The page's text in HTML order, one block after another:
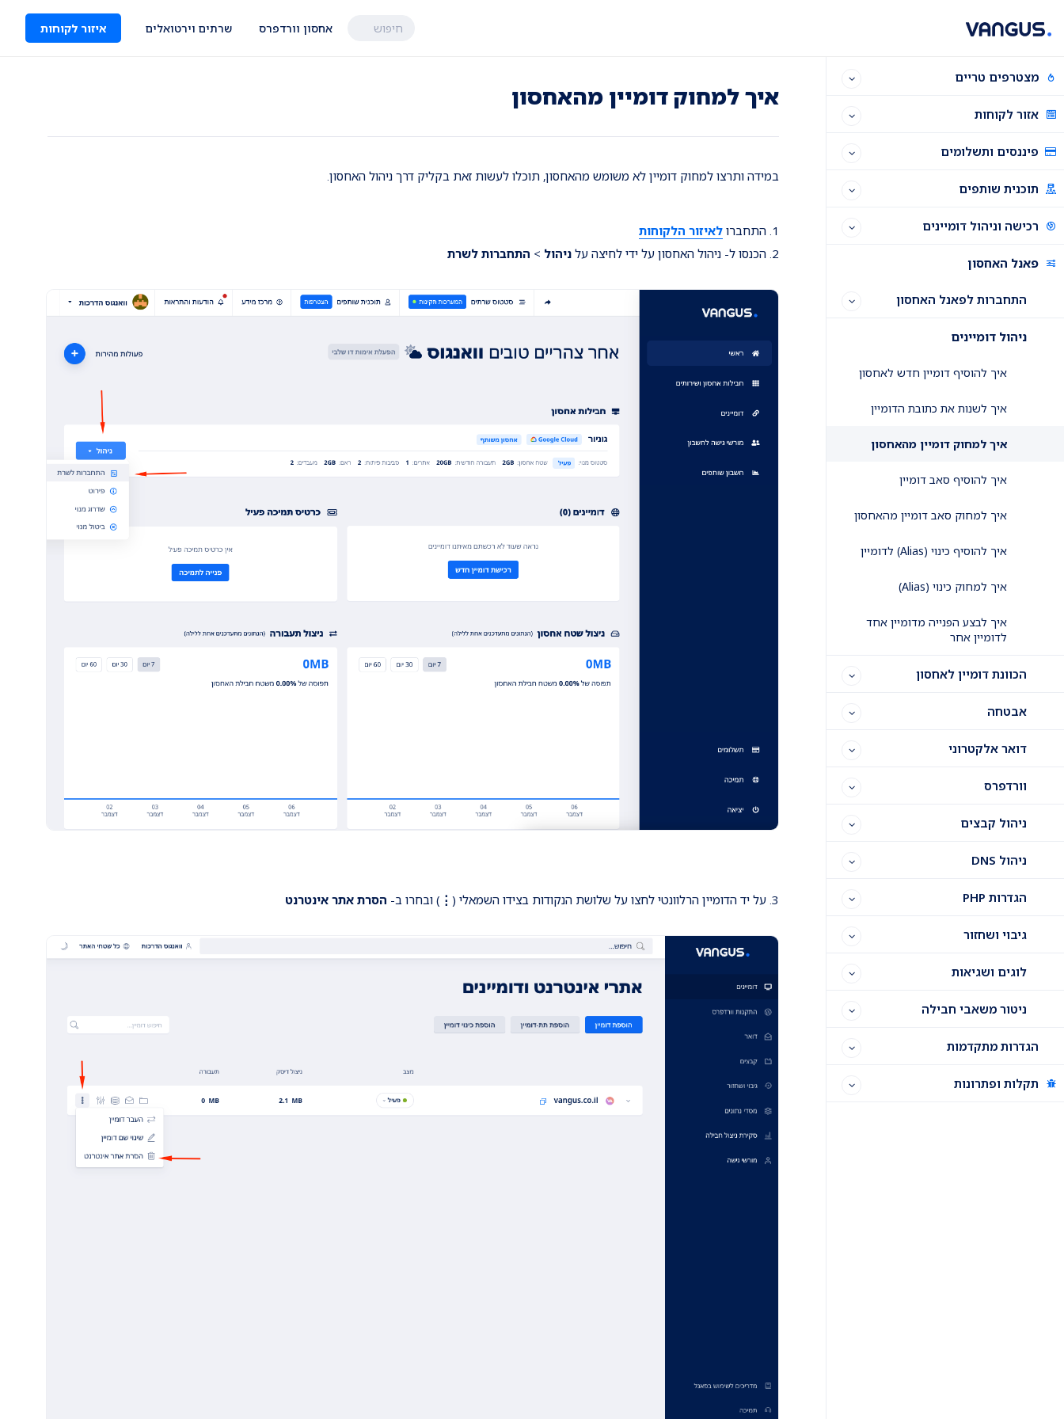
content
main
footer
חיפוש אחסון וורדפרס שרתים וירטואלים איזור לקוחות
איך למחוק דומיין מהאחסון
במידה ותרצו למחוק דומיין לא משומש מהאחסון, תוכלו לעשות זאת בקליק דרך ניהול האחסון.
1. התחברו
לאיזור הלקוחות
2. הכנסו ל- ניהול האחסון על ידי לחיצה על
ניהול > התחברות לשרת
3. על יד הדומיין הרלוונטי לחצו על שלושת הנקודות בצידו השמאלי ( ⋮ ) ובחרו ב- הסרת אתר אינטרנט
מצטרפים טריים
אזור לקוחות
פיננסים ותשלומים
תוכנית שותפים
רכישה וניהול דומיינים
פאנל האחסון
התחברות לפאנל האחסון
ניהול דומיינים
איך להוסיף דומיין חדש לאחסון
איך לשנות את כתובת הדומיין
איך למחוק דומיין מהאחסון
איך להוסיף סאב דומיין
איך למחוק סאב דומיין מהאחסון
איך להוסיף כינוי (Alias) לדומיין
איך למחוק כינוי (Alias)
איך לבצע הפנייה מדומיין אחד
לדומיין אחר
הכוונת דומיין לאחסון
אבטחה
דואר אלקטרוני
וורדפרס
ניהול קבצים
ניהול DNS
הגדרות PHP
גיבוי ושחזור
לוגים ושגיאות
ניטור משאבי חבילה
הגדרות מתקדמות
תקלות ופתרונות